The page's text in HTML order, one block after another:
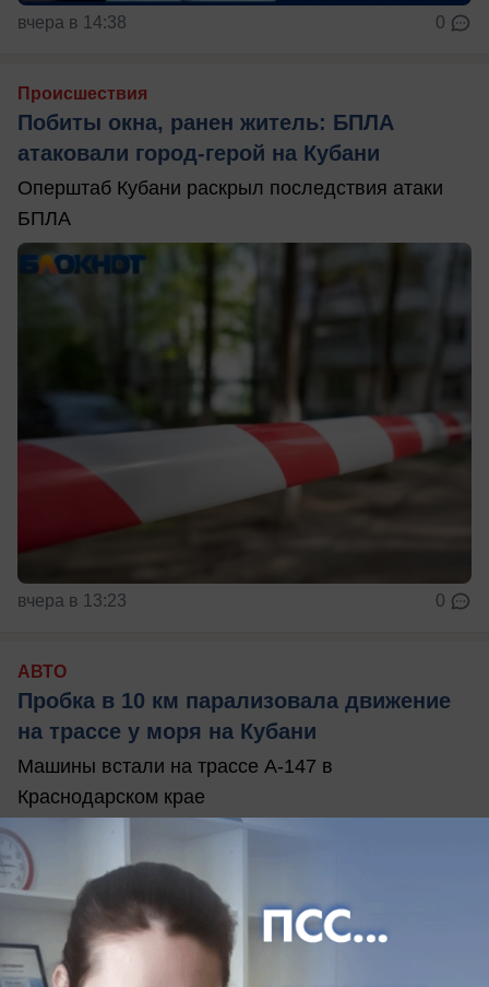
вчера в 14:38 0
Происшествия
Побиты окна, ранен житель: БПЛА
атаковали город-герой на Кубани
Оперштаб Кубани раскрыл последствия атаки
БПЛА
вчера в 13:23 0
АВТО
Пробка в 10 км парализовала движение
на трассе у моря на Кубани
Машины встали на трассе А-147 в
Краснодарском крае